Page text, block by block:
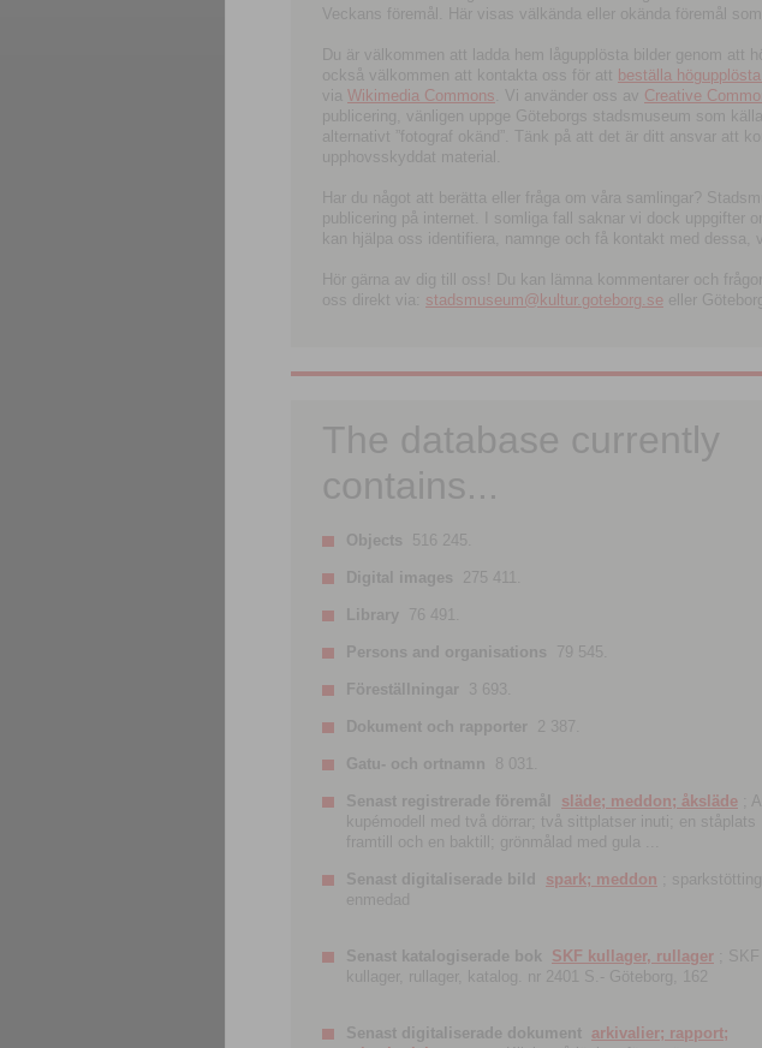
Veckans föremål. Här visas välkända eller okända föremål
Du är välkommen att ladda hem lågupplösta bilder genom att
också välkommen att kontakta oss för att beställa
via Wikimedia Commons . Vi använder oss av Creative
publicering, vänligen uppge Göteborgs stadsmuseum som
alternativt ”fotograf okänd”. Tänk på att det är ditt ansvar att
upphovsskyddat material.
Har du något att berätta eller fråga om våra samlingar?
publicering på internet. I somliga fall saknar vi dock uppgifter
kan hjälpa oss identifiera, namnge och få kontakt med dessa,
Hör gärna av dig till oss! Du kan lämna kommentarer och
oss direkt via: stadsmuseum@kultur.goteborg.se eller
The database currently
contains...
Objects 516 245.
Digital images 275 411.
Library 76 491.
Persons and organisations 79 545.
Föreställningar 3 693.
Dokument och rapporter 2 387.
Gatu- och ortnamn 8 031.
Senast registrerade föremål släde; meddon; åksläde ;
kupémodell med två dörrar; två sittplatser inuti; en ståplats
framtill och en baktill; grönmålad med gula ...
Senast digitaliserade bild spark; meddon ; sparkstötting,
enmedad
Senast katalogiserade bok SKF kullager, rullager ; SKF
kullager, rullager, katalog. nr 2401 S.- Göteborg, 162
Senast digitaliserade dokument arkivalier; rapport;